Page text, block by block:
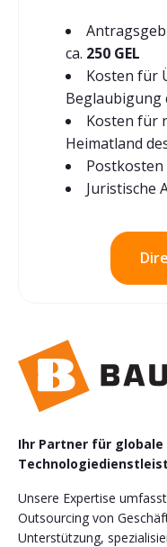
ca. 250 GEL
Kosten für
Beglaubigung
Kosten für
Heimatland
Postkosten
Juristische
Ihr Partner für
Unsere Expertise
Outsourcing von
Unterstützung,